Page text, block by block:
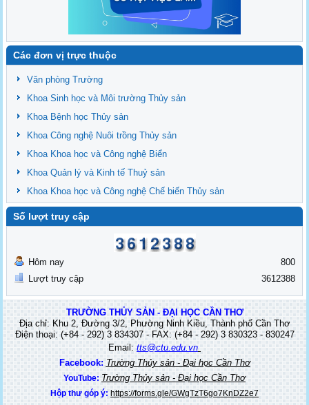
Các đơn vị trực thuộc
Văn phòng Trường
Khoa Sinh học và Môi trường Thủy sản
Khoa Bệnh học Thủy sản
Khoa Công nghệ Nuôi trồng Thủy sản
Khoa Khoa học và Công nghệ Biển
Khoa Quản lý và Kinh tế Thuỷ sản
Khoa Khoa học và Công nghệ Chế biến Thủy sản
Số lượt truy cập
Hôm nay
Lượt truy cập
800
3612388
TRƯỜNG THỦY SẢN - ĐẠI HỌC CẦN THƠ
Địa chỉ: Khu 2, Đường 3/2, Phường Ninh Kiều, Thành phố Cần Thơ
Điện thoại: (+84 - 292) 3 834307 - FAX: (+84 - 292) 3 830323 - 830247
Email: tts@ctu.edu.vn
Facebook: Trường Thủy sản - Đại học Cần Thơ
YouTube: Trường Thủy sản - Đại học Cần Thơ
Hộp thư góp ý: https://forms.gle/GWgTzT6go7KnDZ2e7